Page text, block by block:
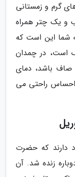
گرم و زمستانی
و یک چتر همراه
شما این است که
است، در چمدان
صاف باشد، دمای
احساس راحتی می
دارند که حضرت
زنده شد. آن